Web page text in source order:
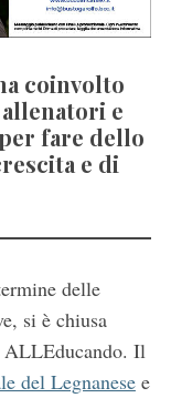
coinvolto
e
fare dello
e di
delle
si è chiusa
ALLEducando. Il
del Legnanesee